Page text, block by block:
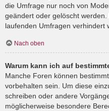
die Umfrage nur noch von
geändert oder gelöscht
laufenden Umfragen verhindert
Nach oben
Warum kann ich auf
Manche Foren können
vorbehalten sein. Um diese
schreiben oder andere
möglicherweise besondere